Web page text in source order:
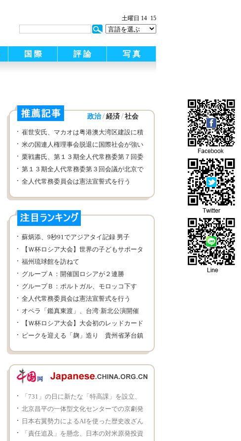
土曜日 14 15
国 際 評 論 写 真
政治 / 経済 / 社会
崔世安氏、マカオは粤港澳大湾区建設に積
極的に参加
米の国連人権理事会脱退に国際社会が強い
関心
栗戦書氏、第１３期全人代常務委第７回委
員長会議を主宰
第１３期全人代常務委第３回会議が北京で
閉幕
全人代常務委員会は憲法宣誓式を行う
蘇炳添、9秒91でアジアタイ記録 男子
100M
【Ｗ杯ロシア大会】世界の子どもサポータ
ーたち
福州琉球館を訪ねて
グループＡ：開催国ロシアが２連勝
グループＢ：ポルトガル、モロッコ下す
全人代常務委員会は憲法宣誓式を行う
オペラ「鑑真東渡」、台湾·新北公演開催
【Ｗ杯ロシア大会】大会初のレッドカード
提示
ピークを迎える「麹」造り 貴州省茅台鎮